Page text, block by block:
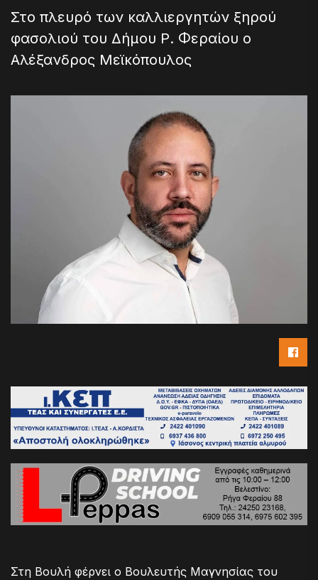
Στο πλευρό των καλλιεργητών ξηρού
φασολιού του Δήμου Ρ. Φεραίου ο
Αλέξανδρος Μεϊκόπουλος
Στη Βουλή φέρνει ο Βουλευτής Μαγνησίας του